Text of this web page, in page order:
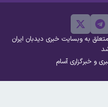
به وبسایت خبری دیدبان ایران
و خبرگزاری آسام